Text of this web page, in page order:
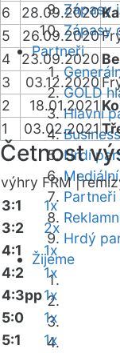
Zápasy
Zápasy
Partneři
GOLD
Hlavní
Hrdí
Partneři
Hrdý
Žijeme
6
28.09.2020
5
26.09.2020
4
23.09.2020
3
03.12.2020
2
18.01.2021
1
03.02.2021
Četnost
výhry FRM |
3:1
1x
3:2
2x
4:1
1x
4:2
1x
4:3pp1x
5:0
1x
5:1
1x